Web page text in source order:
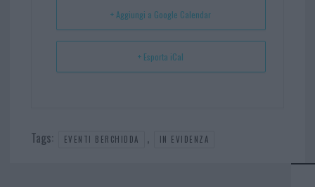
+ Aggiungi a Google Calendar
+ Esporta iCal
Tags: EVENTI BERCHIDDA , IN EVIDENZA